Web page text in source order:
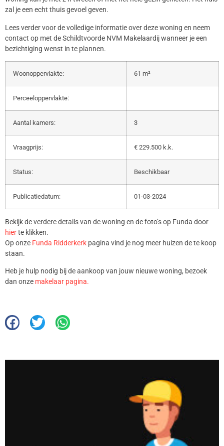
zal je een echt thuis gevoel geven.
Lees verder voor de volledige informatie over deze woning en neem
contact op met de Schildtvoorde NVM Makelaardij wanneer je een
bezichtiging wenst in te plannen.
Woonoppervlakte: 61 m²
Perceeloppervlakte:
Aantal kamers: 3
Vraagprijs: € 229.500 k.k.
Status: Beschikbaar
Publicatiedatum: 01-03-2024
Bekijk de verdere details van de woning en de foto’s op Funda door
hierte klikken.
Op onze Funda Ridderkerk pagina vind je nog meer huizen de te koop
staan.
Heb je hulp nodig bij de aankoop van jouw nieuwe woning, bezoek
dan onze makelaar pagina.